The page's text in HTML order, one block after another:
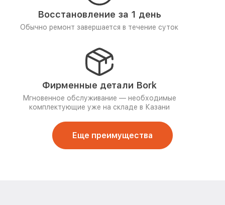
Восстановление за 1 день
Обычно ремонт завершается в течение суток
Фирменные детали Bork
Мгновенное обслуживание — необходимые
комплектующие уже на складе в Казани
Еще преимущества